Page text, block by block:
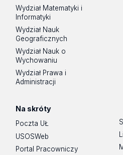
Wydział Matematyki i
Informatyki
Wydział Nauk
Geograficznych
Wydział Nauk o
Wychowaniu
Wydział Prawa i
Administracji
Na skróty
Poczta UŁ
USOSWeb
Portal Pracowniczy